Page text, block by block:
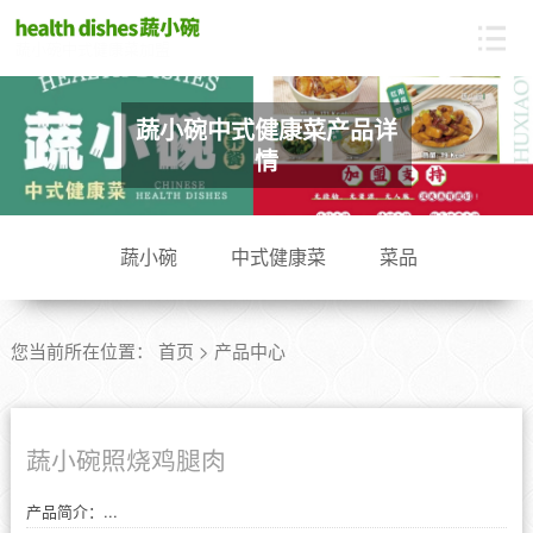
蔬小碗中式健康菜产品详
情
蔬小碗 中式健康菜 菜品
您当前所在位置： 首页 > 产品中心
蔬小碗照烧鸡腿肉
产品简介：...